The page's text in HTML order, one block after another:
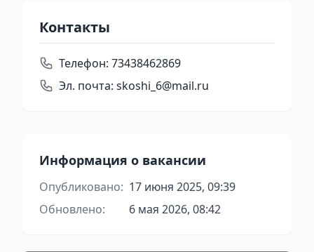
Контакты
Телефон: 73438462869
Эл. почта: skoshi_6@mail.ru
Информация о вакансии
Опубликовано: 17 июня 2025, 09:39
Обновлено:
6 мая 2026, 08:42